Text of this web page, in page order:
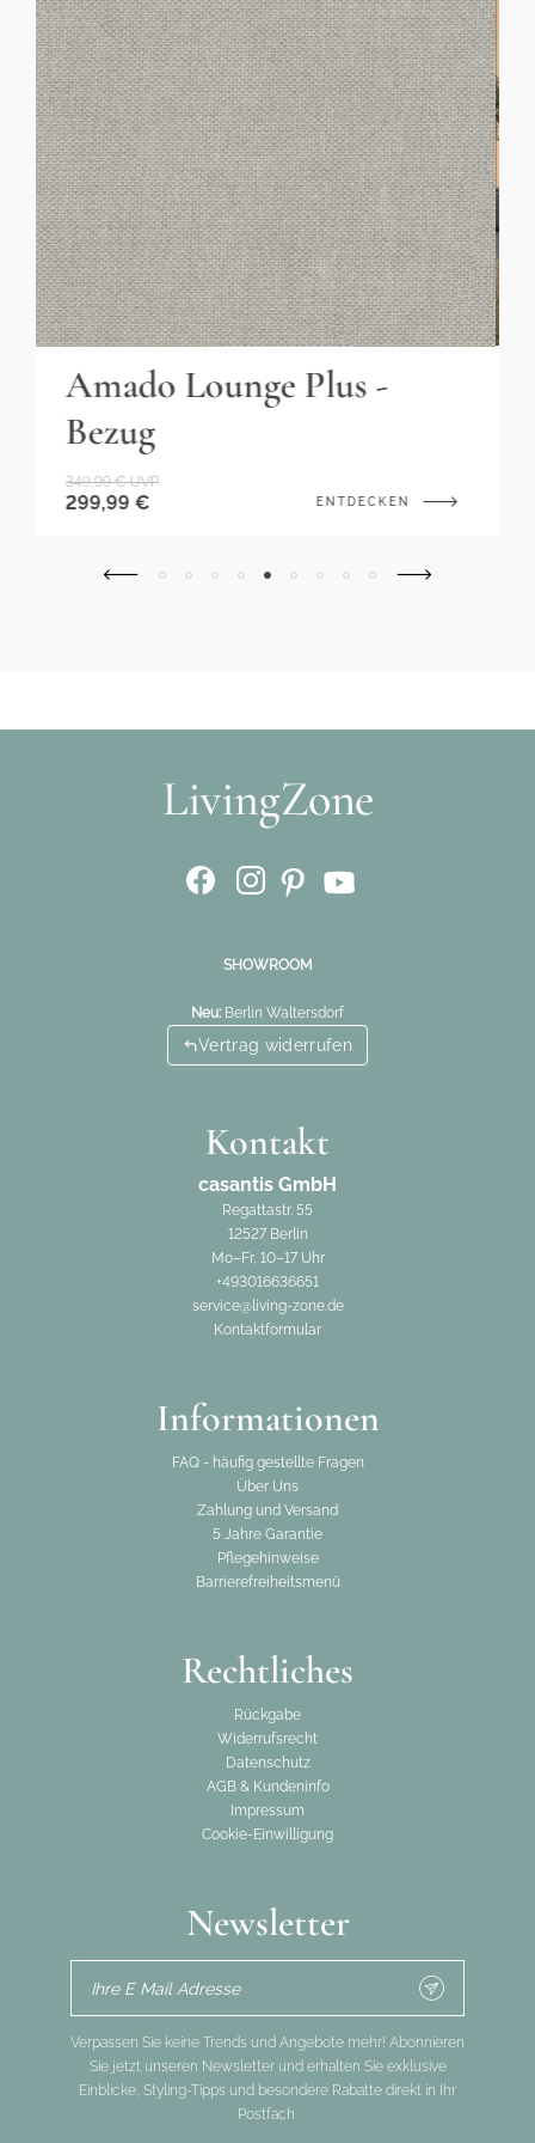
Regattastr. 55
12527 Berlin
Mo–Fr, 10–17 Uhr
03016636651
service@living-zone.de
Plus -
ENTDECKEN
Amado
SHOWROOM
Neu: Berlin Waltersdorf
Vertrag widerrufen
Kontakt
casantis GmbH
Regattastr. 55
12527 Berlin
Mo–Fr, 10–17 Uhr
+493016636651
service@living-zone.de
Kontaktformular
Informationen
FAQ - häufig gestellte Fragen
Über Uns
Zahlung und Versand
5 Jahre Garantie
Pflegehinweise
Barrierefreiheitsmenü
Rechtliches
Rückgabe
Widerrufsrecht
Datenschutz
AGB & Kundeninfo
Impressum
Cookie-Einwilligung
Newsletter
Ihre E Mail Adresse
Verpassen Sie keine Trends und Angebote mehr! Abonnieren
Sie jetzt unseren Newsletter und erhalten Sie exklusive
Einblicke, Styling-Tipps und besondere Rabatte direkt in Ihr
Postfach.